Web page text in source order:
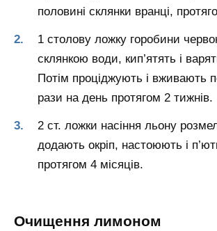
половині склянки вранці,
1 столову ложку горобини
склянкою води, кип’ятять і
Потім проціджують і вживають
рази на день протягом 2 тижнів.
2 ст. ложки насіння льону
додають окріп, настоюють і
протягом 4 місяців.
Очищення лимоном